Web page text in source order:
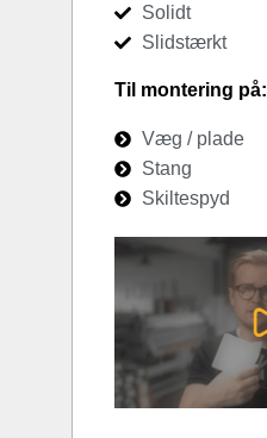
Solidt
Slidstærkt
Til montering på:
Væg / plade
Stang
Skiltespyd